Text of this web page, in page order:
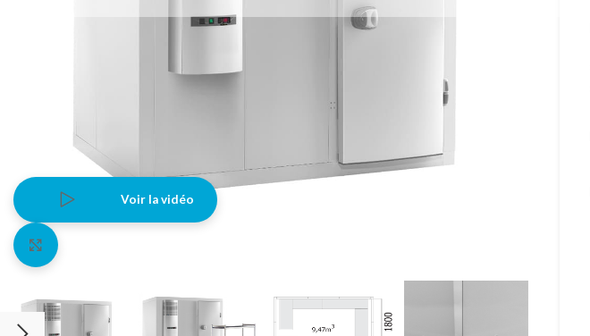
Voir la vidéo